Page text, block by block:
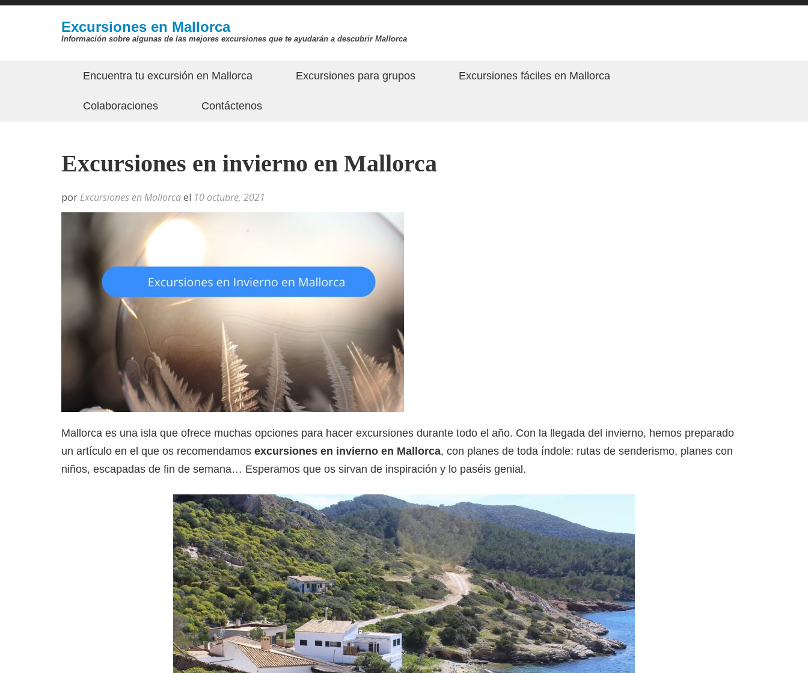
Saltar
Excursiones en Mallorca
Información sobre algunas de las mejores excursiones que te ayudarán a descubrir Mallorca
Encuentra tu excursión en Mallorca Excursiones para grupos Excursiones fáciles en Mallorca
Colaboraciones Contáctenos
Excursiones en invierno en Mallorca
por Excursiones en Mallorcael 10 octubre, 2021
Mallorca es una isla que ofrece muchas opciones para hacer excursiones durante todo el año. Con la llegada del invierno, hemos preparado
un artículo en el que os recomendamos excursiones en invierno en Mallorca, con planes de toda índole: rutas de senderismo, planes con
niños, escapadas de fin de semana… Esperamos que os sirvan de inspiración y lo paséis genial.